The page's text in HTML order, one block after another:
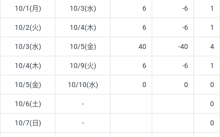
10/1(月) 10/3(水) 6 -6 1
10/2(火) 10/4(木) 6 -6 1
10/3(水) 10/5(金) 40 -40 4
10/4(木) 10/9(火) 6 -6 1
10/5(金) 10/10(水) 0 0 0
10/6(土) - 0
10/7(日) - 0